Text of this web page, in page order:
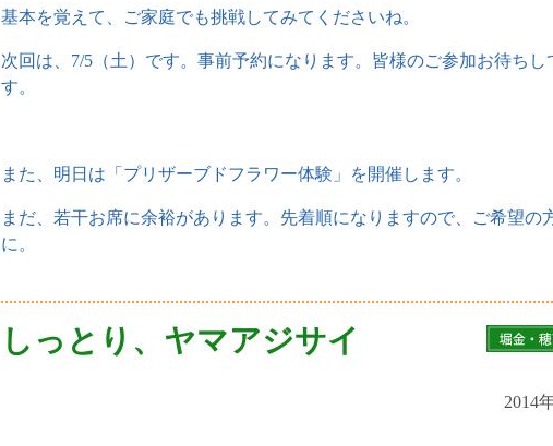
基本を覚えて、ご家庭でも挑戦してみてくださいね。
次回は、7/5（土）です。事前予約になります。皆様のご参加お待ちし
す。
また、明日は「プリザーブドフラワー体験」を開催します。
まだ、若干お席に余裕があります。先着順になりますので、ご希望の
に。
しっとり、ヤマアジサイ
2014